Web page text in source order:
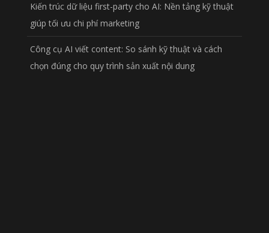
Kiến trúc dữ liệu first-party cho AI: Nền tảng kỹ thuật
giúp tối ưu chi phí marketing
Công cụ AI viết content: So sánh kỹ thuật và cách
chọn đúng cho quy trình sản xuất nội dung